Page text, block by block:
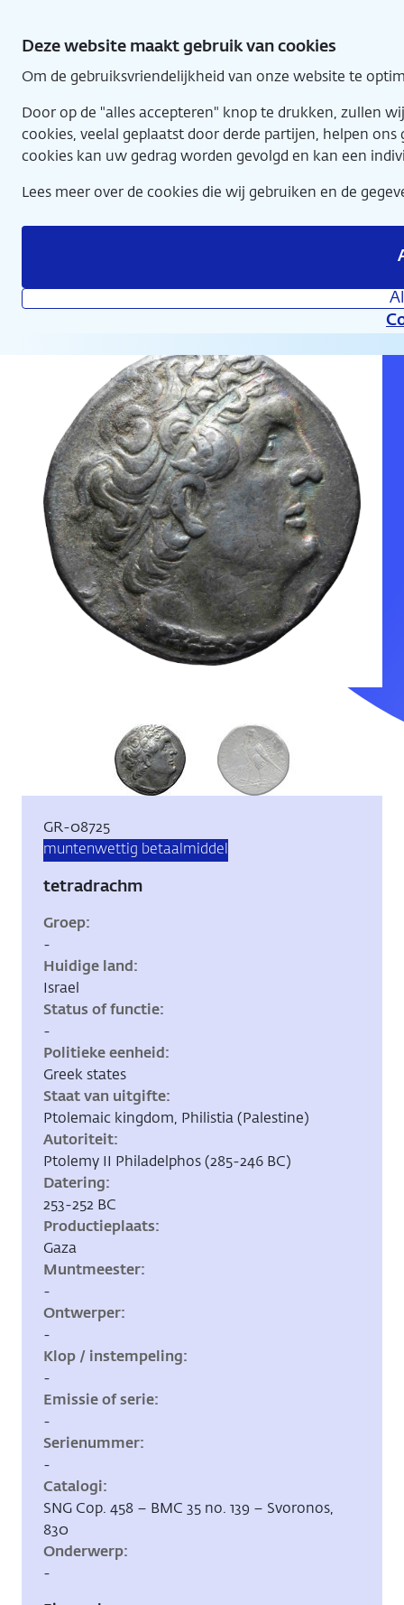
hoofdinhoud
Deze website maakt gebruik van cookies
Om de gebruiksvriendelijkheid van onze website te
Door op de "alles accepteren" knop te drukken, zullen
cookies, veelal geplaatst door derde partijen, helpen
cookies kan uw gedrag worden gevolgd en kan een
Lees meer over de cookies die wij gebruiken en de
tetradrachm
Inventarisnummer:
GR-08725
Tags:
muntenwettig betaalmiddel
Groep
-
Huidige land
Israel
Status of functie
-
Politieke eenheid
Greek states
Staat van uitgifte
Ptolemaic kingdom, Philistia (Palestine)
Autoriteit
Ptolemy II Philadelphos (285-246 BC)
Datering
253-252 BC
Productieplaats
Gaza
Muntmeester
-
Ontwerper
-
Klop / instempeling
-
Emissie of serie
-
Serienummer
-
Catalogi
SNG Cop. 458 – BMC 35 no. 139 – Svoronos,
830
Onderwerp
-